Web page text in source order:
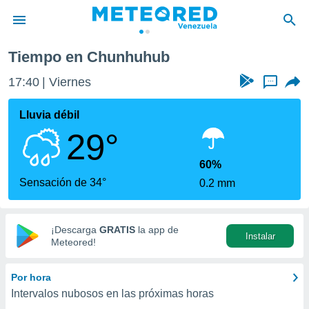
de
ha
para
que se
calidad.
a este
las
y
digital
basada
Tiempo en Chunhuhub
17:40 Viernes ...
Lluvia débil
29°
Sensación de 34°
60%
0.2 mm
¡Descarga GRATIS la app de
Meteored!
Instalar
Por hora
Intervalos nubosos en las próximas horas